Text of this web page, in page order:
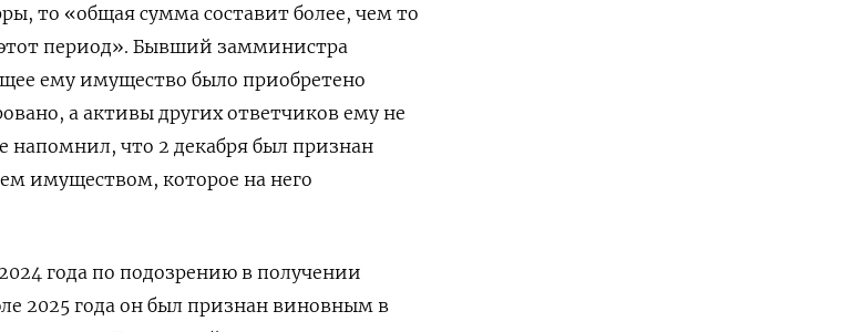
то «общая сумма составит более, чем то
период». Бывший замминистра
ему имущество было приобретено
а активы других ответчиков ему не
что 2 декабря был признан
имуществом, которое на него
года по подозрению в получении
2025 года он был признан виновным в